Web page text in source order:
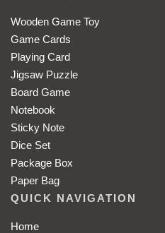
Wooden Game Toy
Game Cards
Playing Card
Jigsaw Puzzle
Board Game
Notebook
Sticky Note
Dice Set
Package Box
Paper Bag
QUICK NAVIGATION
Home